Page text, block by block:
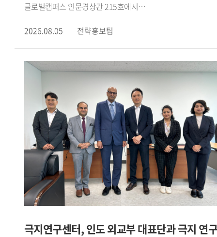
글로벌캠퍼스 인문경상관 215호에서
《散頒刑部格》殘卷談起」라는 주제로 제4회 정기
콜로키움을 개최했다. 이번 콜로키움은 현장 강연과 Webex를
통한 온라인 강연을 병행하는 방식으로 진행됐다.이번
콜로키움에서는 중국 법제사와 당대 형벌제도를 연구해 온
陳俊强 臺北大學 역사학과 석좌교수를 초청하여 唐代 流刑의
규정과 실상―돈황 문서 『散頒刑部格』 殘卷을 중심으로
라는 주제로 심도 있는 강연을 진행했다.강연에서는 돈황에서
발견된 『散頒刑部格』 잔권과 『唐律疏議』 등을 바탕으로
당대 유형(流刑)의 법적 규정과 실제 운영 양상을 살펴봤다.
먼저 육형(肉刑) 중심의 고대 형벌체계가 도형(徒刑)과 유형
중심으로 변화하고, 북위 후기에 정식 형벌로 성립한 유형이 수
당대에 오형체계의 하나로 정비되는 과정을 설명했다. 또한
유배 거리와 노역, 현지 호적 편입, 가족의 동행을 비롯하여
사면과 형벌의 가중 등 다양한 운영 방식을 검토했다. 이를 통해
공동체로부터의 분리와 낯선 유배지에 대한 두려움에 기초한
2026.08.05 전략홍보팀
극지연구센터, 인도 외교부 대표단과 극지 연